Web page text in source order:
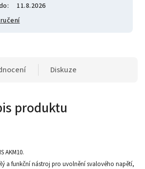
11.8.2026
Diskuze
produktu
AKM10.
a funkční nástroj pro uvolnění svalového napětí,